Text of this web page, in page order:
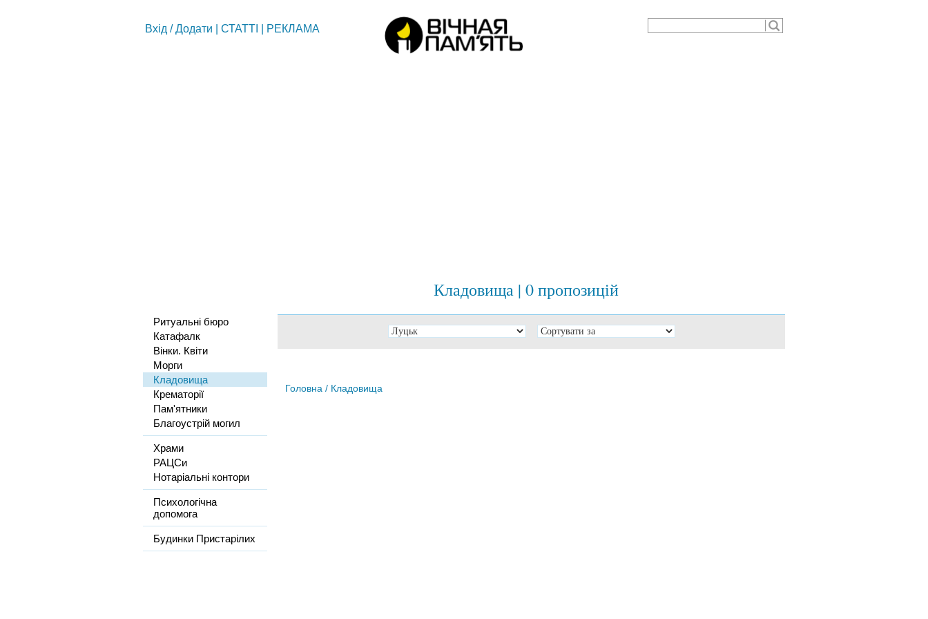
Вхід /Додати СТАТТІ РЕКЛАМА
Кладовища | 0 пропозицій
Ритуальні бюро
Катафалк
Вінки. Квіти
Морги
Кладовища
Крематорії
Пам'ятники
Благоустрій могил
Храми
РАЦСи
Нотаріальні контори
Психологічна
допомога
Будинки Пристарілих
Головна / Кладовища